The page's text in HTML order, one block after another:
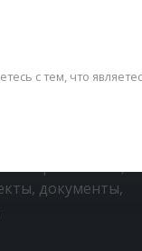
документы,
с тем, что